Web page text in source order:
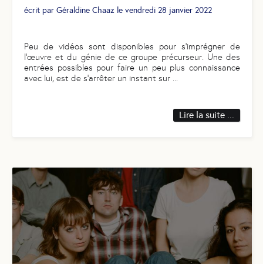
écrit par Géraldine Chaaz le vendredi 28 janvier 2022
Peu de vidéos sont disponibles pour s'imprégner de
l'œuvre et du génie de ce groupe précurseur. Une des
entrées possibles pour faire un peu plus connaissance
avec lui, est de s'arrêter un instant sur
Lire la suite ...